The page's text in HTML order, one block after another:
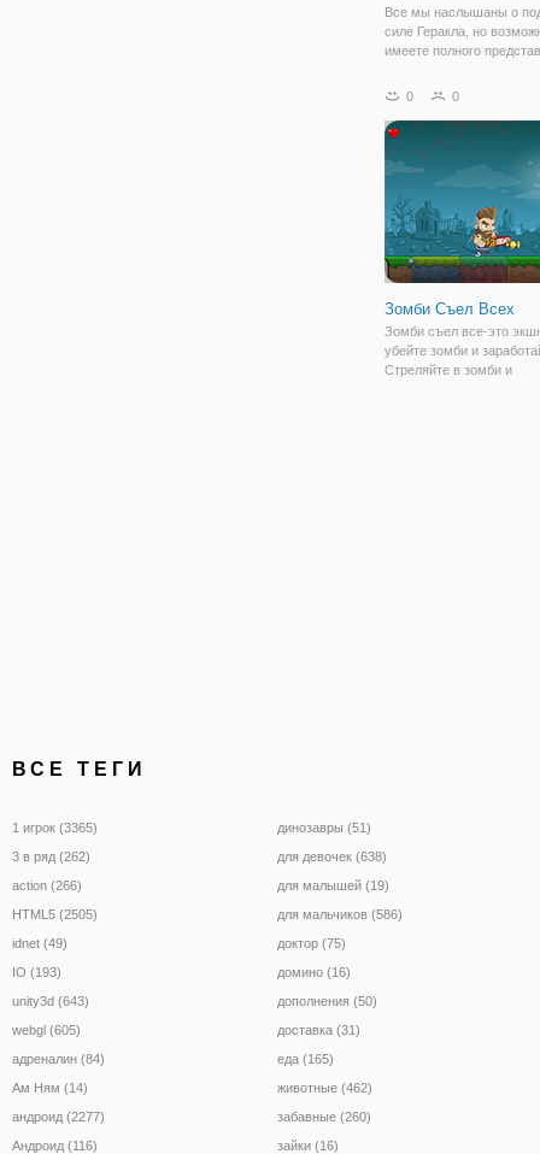
Все мы наслышаны о
силе Геракла, но
имеете полного
"Геракл: Начало"
отправитесь в
приключения
0 0
Зомби Съел Всех
Зомби съел все-это
убейте зомби и
Стреляйте в зомби и
ВСЕ ТЕГИ
1 игрок (3365)
3 в ряд (262)
action (266)
HTML5 (2505)
idnet (49)
IO (193)
unity3d (643)
webgl (605)
адреналин (84)
Ам Ням (14)
андроид (2277)
Андроид (116)
динозавры (51)
для девочек (638)
для малышей (19)
для мальчиков (586)
доктор (75)
домино (16)
дополнения (50)
доставка (31)
еда (165)
животные (462)
забавные (260)
зайки (16)